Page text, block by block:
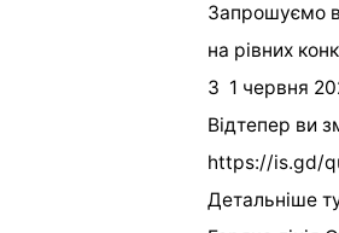
Запрошуємо
на рівних
З 1 червня
Відтепер ви
https://is.gd/
Детальніше